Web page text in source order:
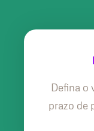
Defina o
prazo de